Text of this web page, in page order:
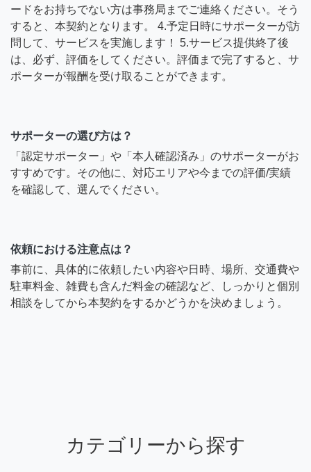
ードをお持ちでない方は事務局までご連絡ください。そう
すると、本契約となります。 4.予定日時にサポーターが訪
問して、サービスを実施します！ 5.サービス提供終了後
は、必ず、評価をしてください。評価まで完了すると、サ
ポーターが報酬を受け取ることができます。
サポーターの選び方は？
「認定サポーター」や「本人確認済み」のサポーターがお
すすめです。その他に、対応エリアや今までの評価/実績
を確認して、選んでください。
依頼における注意点は？
事前に、具体的に依頼したい内容や日時、場所、交通費や
駐車料金、雑費も含んだ料金の確認など、しっかりと個別
相談をしてから本契約をするかどうかを決めましょう。
カテゴリーから探す